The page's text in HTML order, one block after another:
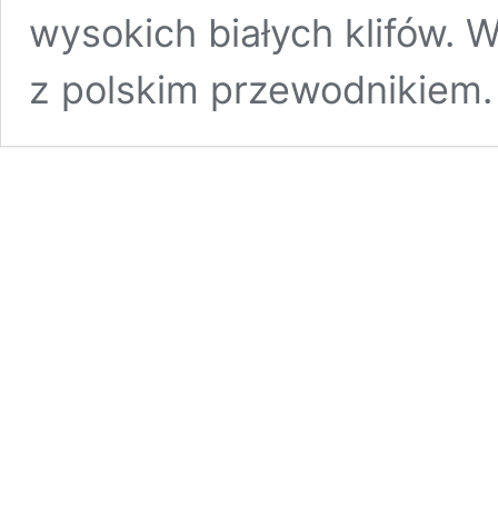
wysokich białych klifów.
z polskim przewodnikiem.